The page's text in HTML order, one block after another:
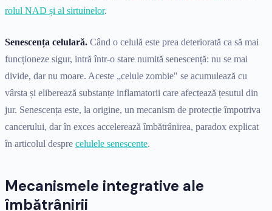
rolul NAD și al sirtuinelor.
Senescența celulară. Când o celulă este prea deteriorată ca să mai
funcționeze sigur, intră într-o stare numită senescență: nu se mai
divide, dar nu moare. Aceste „celule zombie" se acumulează cu
vârsta și eliberează substanțe inflamatorii care afectează țesutul din
jur. Senescența este, la origine, un mecanism de protecție împotriva
cancerului, dar în exces accelerează îmbătrânirea, paradox explicat
în articolul despre celulele senescente.
Mecanismele integrative ale
îmbătrânirii